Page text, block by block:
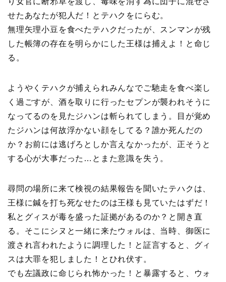
せたあなたが犯人だ！とテハクをにらむ。
無理矢理小豆を食べたテハクだったが、スンマンが残
した帳簿の存在を明らかにした王様は捕えよ！と命じ
る。
ようやくテハクが捕えられみんなでご馳走を食べ楽し
く過ごすが、酒を取りに行ったセプンが襲われそうに
なってるのを見たジハンは斬られてしまう。目が覚め
たジハンは何故浮かない顔をしてる？誰か死んだの
か？お前には逃げろとしか言えなかったが、正そうと
する心が大事だった…とまた意識を失う。
尋問の場所に来て検視の結果報告を聞いたテハクは、
王様に鍼を打ち死なせたのは王様も見ていたはずだ！
私とグィスが毒を盛った証拠があるのか？と開き直
る。そこにシヌと一緒に来たウォルは、当時、御医に
渡され言われたように調理した！と証言すると、グィ
スは大罪を犯しました！とひれ伏す。
でも左議政に命じられ怖かった！と暴露すると、ウォ